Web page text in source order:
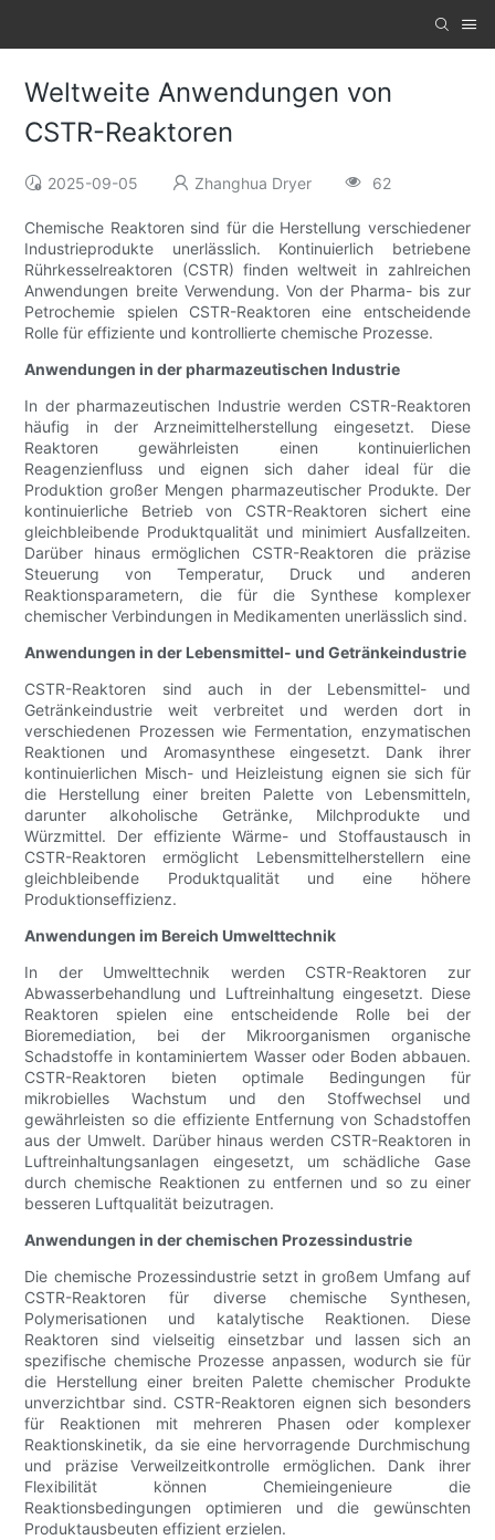
Weltweite Anwendungen von
CSTR-Reaktoren
2025-09-05 Zhanghua Dryer 62
Chemische Reaktoren sind für die Herstellung verschiedener
Industrieprodukte unerlässlich. Kontinuierlich betriebene
Rührkesselreaktoren (CSTR) finden weltweit in zahlreichen
Anwendungen breite Verwendung. Von der Pharma- bis zur
Petrochemie spielen CSTR-Reaktoren eine entscheidende
Rolle für effiziente und kontrollierte chemische Prozesse.
Anwendungen in der pharmazeutischen Industrie
In der pharmazeutischen Industrie werden CSTR-Reaktoren
häufig in der Arzneimittelherstellung eingesetzt. Diese
Reaktoren gewährleisten einen kontinuierlichen
Reagenzienfluss und eignen sich daher ideal für die
Produktion großer Mengen pharmazeutischer Produkte. Der
kontinuierliche Betrieb von CSTR-Reaktoren sichert eine
gleichbleibende Produktqualität und minimiert Ausfallzeiten.
Darüber hinaus ermöglichen CSTR-Reaktoren die präzise
Steuerung von Temperatur, Druck und anderen
Reaktionsparametern, die für die Synthese komplexer
chemischer Verbindungen in Medikamenten unerlässlich sind.
Anwendungen in der Lebensmittel- und Getränkeindustrie
CSTR-Reaktoren sind auch in der Lebensmittel- und
Getränkeindustrie weit verbreitet und werden dort in
verschiedenen Prozessen wie Fermentation, enzymatischen
Reaktionen und Aromasynthese eingesetzt. Dank ihrer
kontinuierlichen Misch- und Heizleistung eignen sie sich für
die Herstellung einer breiten Palette von Lebensmitteln,
darunter alkoholische Getränke, Milchprodukte und
Würzmittel. Der effiziente Wärme- und Stoffaustausch in
CSTR-Reaktoren ermöglicht Lebensmittelherstellern eine
gleichbleibende Produktqualität und eine höhere
Produktionseffizienz.
Anwendungen im Bereich Umwelttechnik
In der Umwelttechnik werden CSTR-Reaktoren zur
Abwasserbehandlung und Luftreinhaltung eingesetzt. Diese
Reaktoren spielen eine entscheidende Rolle bei der
Bioremediation, bei der Mikroorganismen organische
Schadstoffe in kontaminiertem Wasser oder Boden abbauen.
CSTR-Reaktoren bieten optimale Bedingungen für
mikrobielles Wachstum und den Stoffwechsel und
gewährleisten so die effiziente Entfernung von Schadstoffen
aus der Umwelt. Darüber hinaus werden CSTR-Reaktoren in
Luftreinhaltungsanlagen eingesetzt, um schädliche Gase
durch chemische Reaktionen zu entfernen und so zu einer
besseren Luftqualität beizutragen.
Anwendungen in der chemischen Prozessindustrie
Die chemische Prozessindustrie setzt in großem Umfang auf
CSTR-Reaktoren für diverse chemische Synthesen,
Polymerisationen und katalytische Reaktionen. Diese
Reaktoren sind vielseitig einsetzbar und lassen sich an
spezifische chemische Prozesse anpassen, wodurch sie für
die Herstellung einer breiten Palette chemischer Produkte
unverzichtbar sind. CSTR-Reaktoren eignen sich besonders
für Reaktionen mit mehreren Phasen oder komplexer
Reaktionskinetik, da sie eine hervorragende Durchmischung
und präzise Verweilzeitkontrolle ermöglichen. Dank ihrer
Flexibilität können Chemieingenieure die
Reaktionsbedingungen optimieren und die gewünschten
Produktausbeuten effizient erzielen.